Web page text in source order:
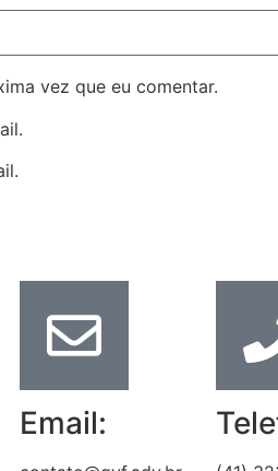
vez que eu comentar.
Email: